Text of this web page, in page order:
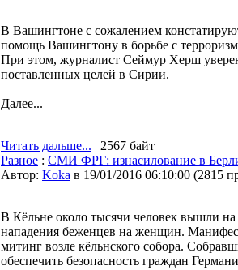
В Вашингтоне с сожалением
помощь Вашингтону в борьбе с
При этом, журналист Сеймур Херш
поставленных целей в Сирии.
Далее...
Читать дальше... | 2567 байт
Разное : СМИ ФРГ: изнасилование в
Автор: Koka в 19/01/2016 06:10:00 (2815
В Кёльне около тысячи человек вышли
нападения беженцев на женщин.
митинг возле кёльнского собора.
обеспечить безопасность граждан